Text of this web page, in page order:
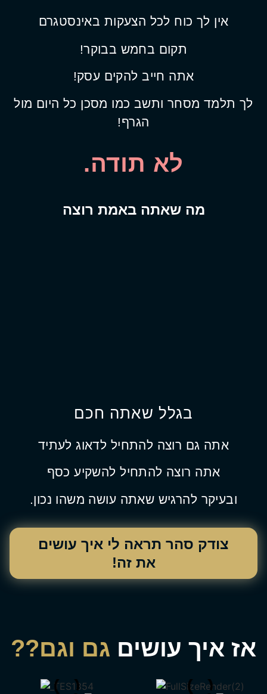
אין לך כוח לכל הצעקות באינסטגרם
תקום בחמש בבוקר!
אתה חייב להקים עסק!
לך תלמד מסחר ותשב כמו מסכן כל היום מול
הגרף!
לא תודה.
מה שאתה באמת רוצה
בגלל שאתה חכם
אתה גם רוצה להתחיל לדאוג לעתיד
אתה רוצה להתחיל להשקיע כסף
ובעיקר להרגיש שאתה עושה משהו נכון.
צודק סהר תראה לי איך עושים
את זה!
אז איך עושים גם וגם??